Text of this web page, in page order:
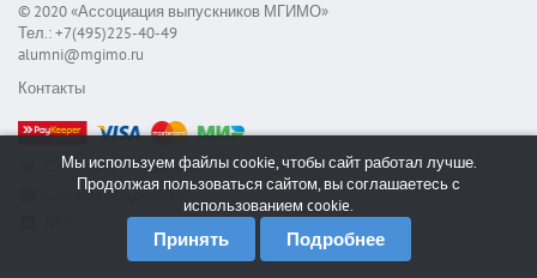
© 2020 «Ассоциация выпускников МГИМО»
Тел.: +7(495)225-40-49
alumni@mgimo.ru
Контакты
Сообщить об ошибке
Служба поддержки
Мы используем файлы cookie, чтобы сайт работал лучше.
Продолжая пользоваться сайтом, вы соглашаетесь с
использованием cookie.
Принять Подробнее